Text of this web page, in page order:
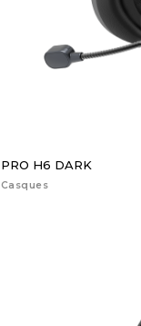
PRO H6 DARK
Casques